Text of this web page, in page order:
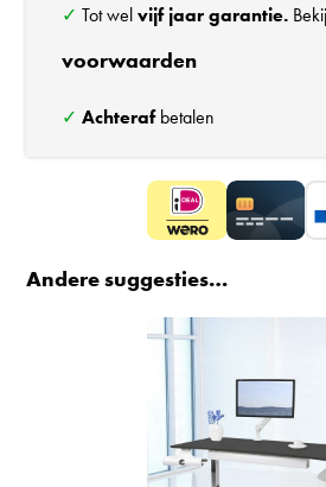
✓ Tot welvijf jaar garantie.
voorwaarden
✓Achterafbetalen
Andere suggesties…